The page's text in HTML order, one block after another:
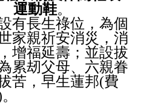
運動鞋。
有長生祿位，為個
家親祈安消災，消
增福延壽；並設拔
累刼父母、六親眷
苦，早生蓮邦(費